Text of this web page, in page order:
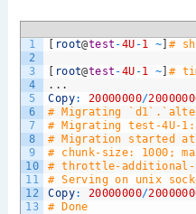
1
2
3
4
5
6
7
8
9
10
11
12
13
root@test -4U -1 ~ #
root@test -4U -1 ~ #
. . .
Copy: 20000000/
# Migrating
# Migrating test-4U-
# Migration started at
# chunk-size: 1000;
# throttle-
# Serving on unix
Copy: 20000000/
# Done